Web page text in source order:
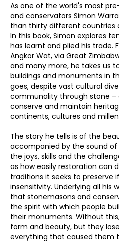
As one of the world's most
and conservators Simon
than thirty different countries
In this book, Simon explores
has learnt and plied his trade.
Angkor Wat, via Great
and many more, he takes us
buildings and monuments in
goes, despite vast cultural
communality through stone –
conserve and maintain
continents, cultures and
The story he tells is of the
accompanied by the sound of
the joys, skills and the
as how easily restoration can
traditions it seeks to preserve
insensitivity. Underlying all his
that stonemasons and
the spirit with which people
their monuments. Without
form and beauty, but they
everything that caused them